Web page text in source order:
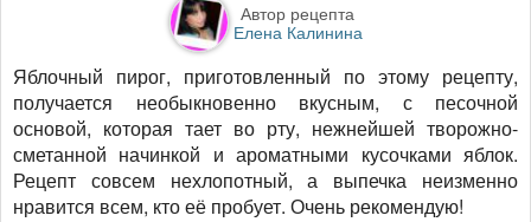
Автор рецепта
Елена Калинина
Яблочный пирог, приготовленный по этому рецепту,
получается необыкновенно вкусным, с песочной
основой, которая тает во рту, нежнейшей творожно-
сметанной начинкой и ароматными кусочками яблок.
Рецепт совсем нехлопотный, а выпечка неизменно
нравится всем, кто её пробует. Очень рекомендую!